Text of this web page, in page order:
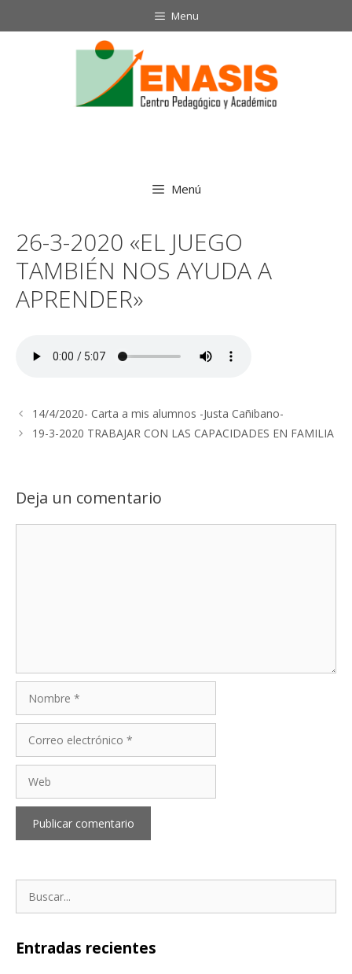
Menu
Menú
26-3-2020 «EL JUEGO
TAMBIÉN NOS AYUDA A
APRENDER»
14/4/2020- Carta a mis alumnos -Justa Cañibano-
19-3-2020 TRABAJAR CON LAS CAPACIDADES EN FAMILIA
Deja un comentario
electrónico
Entradas recientes